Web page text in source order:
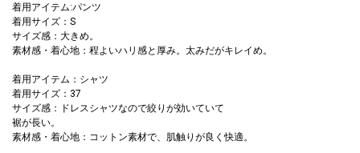
着用アイテム:パンツ
着用サイズ：S
サイズ感：大きめ。
素材感・着心地：程よいハリ感と厚み。太みだがキレイめ。
着用アイテム：シャツ
着用サイズ：37
サイズ感：ドレスシャツなので絞りが効いていて
裾が長い。
素材感・着心地：コットン素材で、肌触りが良く快適。